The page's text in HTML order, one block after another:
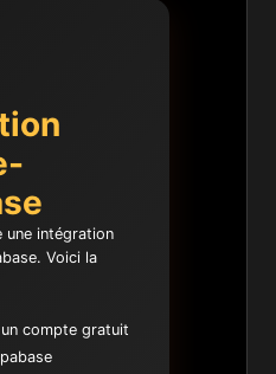
une intégration
Voici la
compte gratuit